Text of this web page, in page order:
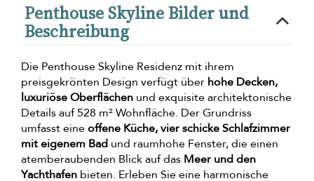
Penthouse Skyline Bilder und
Beschreibung
Die Penthouse Skyline Residenz mit ihrem
preisgekrönten Design verfügt über hohe Decken,
luxuriöse Oberflächen und exquisite architektonische
Details auf 528 m² Wohnfläche. Der Grundriss
umfasst eineoffene Küche, vier schicke Schlafzimmer
mit eigenem Bad und raumhohe Fenster, die einen
atemberaubenden Blick auf das Meer und den
Yachthafen bieten. Erleben Sie eine harmonische